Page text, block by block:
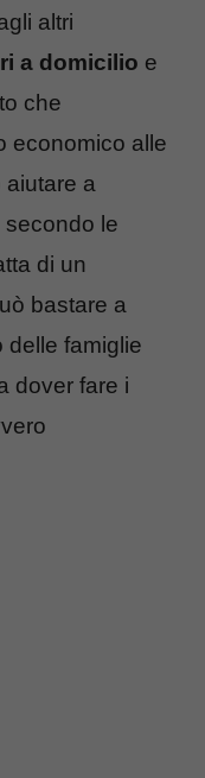
altri
a domicilio e
che
economico alle
aiutare a
le
di un
bastare a
delle famiglie
dover fare i